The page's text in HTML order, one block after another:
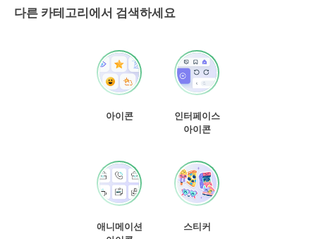
다른 카테고리에서 검색하세요
아이콘
인터페이스
아이콘
애니메이션
스티커